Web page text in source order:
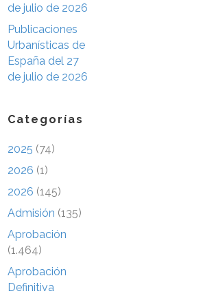
de julio de 2026
Publicaciones
Urbanísticas de
España del 27
de julio de 2026
Categorías
2025 (74)
2026 (1)
2026 (145)
Admisión (135)
Aprobación
(1.464)
Aprobación
Definitiva